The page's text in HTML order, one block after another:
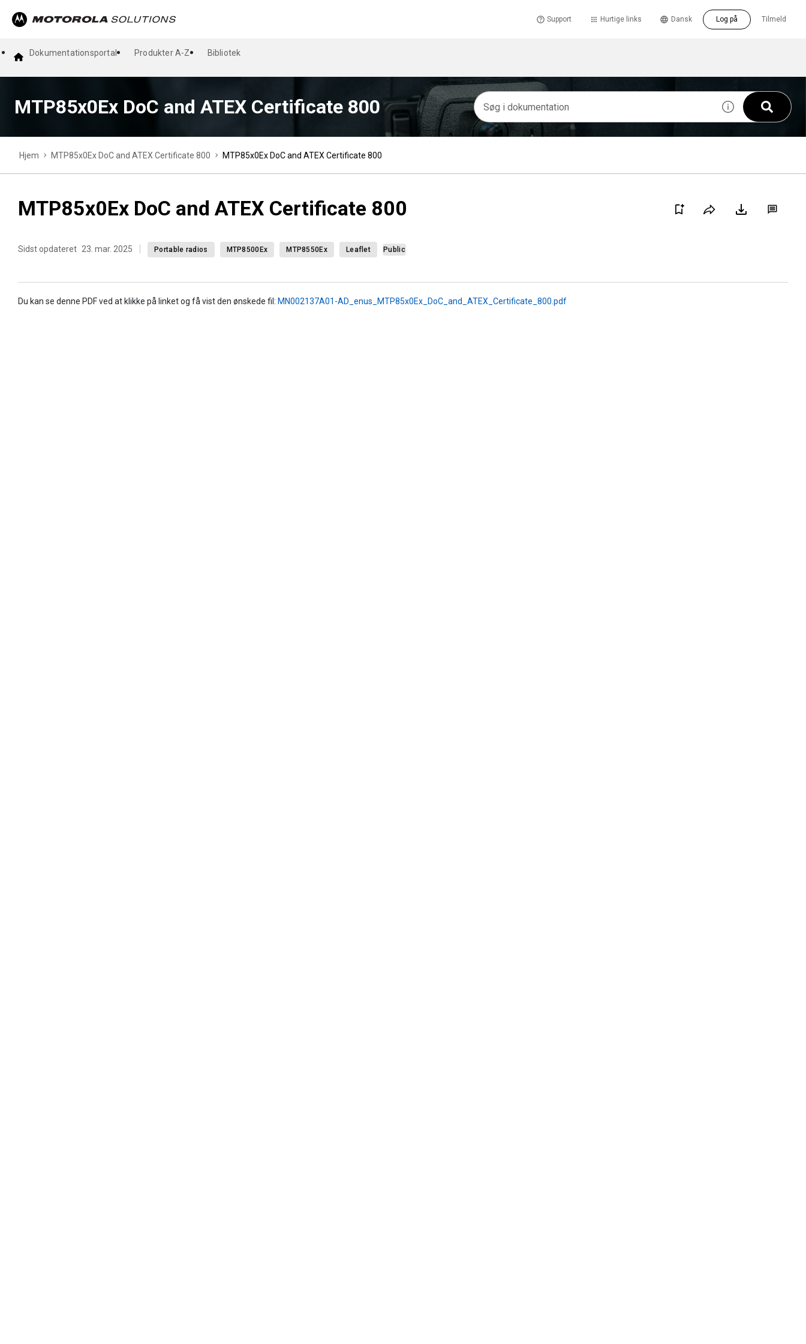
Support Hurtige links Tilmeld
Dansk Log på
Dokumentationsportal Produkter A-Z Bibliotek
MTP85x0Ex DoC and ATEX Certificate 800
Hjem MTP85x0Ex DoC and ATEX Certificate 800 MTP85x0Ex DoC and ATEX Certificate 800
MTP85x0Ex DoC and ATEX Certificate 800
Sidst opdateret 23. mar. 2025 Portable radios MTP8500Ex MTP8550Ex Leaflet Public
Du kan se denne PDF ved at klikke på linket og få vist den ønskede fil: MN002137A01-AD_enus_MTP85x0Ex_DoC_and_ATEX_Certificate_800.pdf